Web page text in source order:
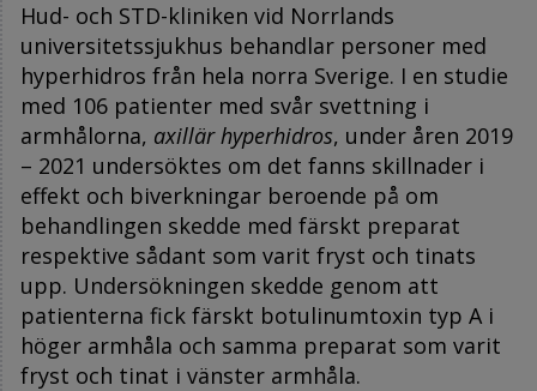
Hud- och STD-kliniken vid Norrlands
universitetssjukhus behandlar personer med
hyperhidros från hela norra Sverige. I en studie
med 106 patienter med svår svettning i
armhålorna, axillär hyperhidros, under åren 2019
– 2021 undersöktes om det fanns skillnader i
effekt och biverkningar beroende på om
behandlingen skedde med färskt preparat
respektive sådant som varit fryst och tinats
upp. Undersökningen skedde genom att
patienterna fick färskt botulinumtoxin typ A i
höger armhåla och samma preparat som varit
fryst och tinat i vänster armhåla.